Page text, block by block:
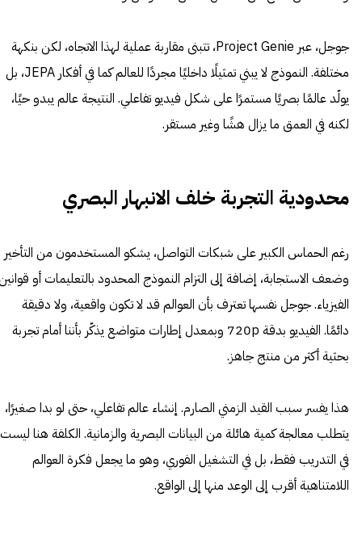
جوجل، عبر Project Genie، تتبنى مقاربة عملية لهذا الاتجاه، لكن بنكهة
مختلفة. النموذج لا يبني تمثيلًا داخليًا مجردًا للعالم كما في أفكار JEPA، بل
يولّد عالمًا بصريًا مستمرًا على شكل فيديو تفاعلي. النتيجة عالم يبدو حيًا،
لكنه في العمق ما يزال هشًا وغير مستقر.
محدودية التجربة خلف الانبهار البصري
رغم الحماس الكبير على شبكات التواصل، يشكو المستخدمون من التأخير
وضعف الاستجابة، إضافة إلى التزام النموذج المحدود بالتعليمات أو
الفيزياء. جوجل نفسها تعترف بأن العوالم قد لا تكون واقعية، ولا دقيقة
دائمًا. الفيديو بدقة 720p وبمعدل إطارات متواضع يذكّر بأننا أمام تجربة
بحثية أكثر من منتج جاهز.
هذا يفسر سبب القيد الزمني الصارم. إنشاء عالم تفاعلي، حتى لو بدا صغيرًا،
يتطلب معالجة كمية هائلة من البيانات البصرية والزمانية. الكلفة هنا ليست
في التدريب فقط، بل في التشغيل الفوري، وهو ما يجعل فكرة العوالم
اللامتناهية أقرب إلى الوعد منها إلى الواقع.